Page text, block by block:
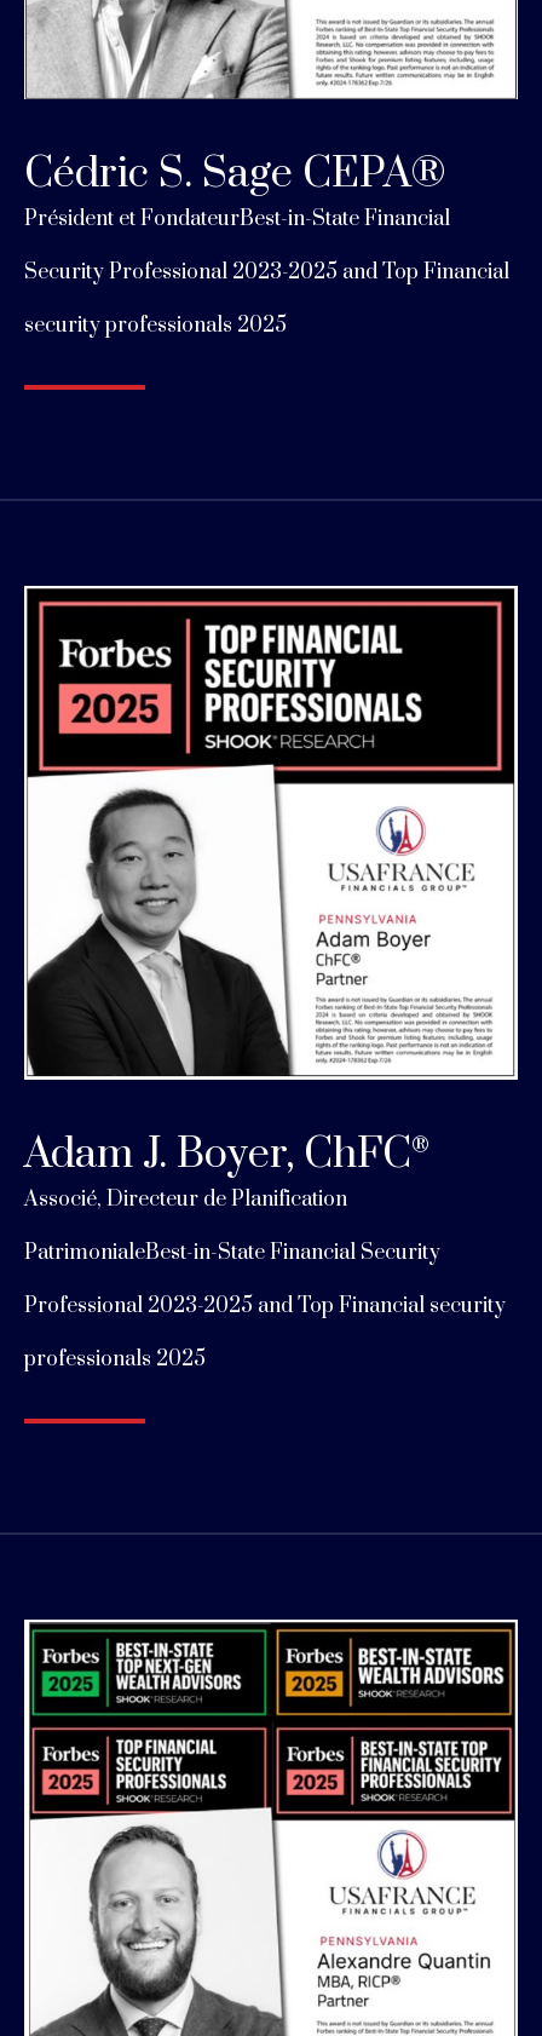
Cédric S. Sage CEPA®
Président et FondateurBest-in-State Financial
Security Professional 2023-2025 andTop Financial
security professionals 2025
Adam J. Boyer, ChFC®
Associé, Directeur de Planification
PatrimonialeBest-in-State Financial Security
Professional 2023-2025 andTop Financial security
professionals 2025